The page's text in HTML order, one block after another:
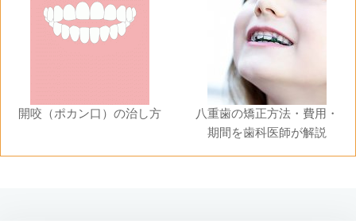
開咬（ポカン口）の治し方
八重歯の矯正方法・費用・
期間を歯科医師が解説